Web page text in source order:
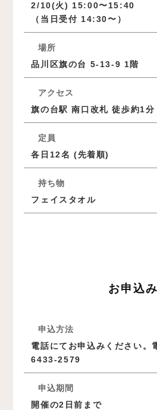
2/10(火) 15:00〜15:40
（当日受付 14:30〜）
場所
品川区旗の台 5-13-9 1階
アクセス
旗の台駅 南口改札 徒歩約1分
定員
各日12名 (先着順)
持ち物
フェイスタオル
お申込み
申込方法
電話にてお申込みください。
6433-2579
申込期間
開催の2日前まで